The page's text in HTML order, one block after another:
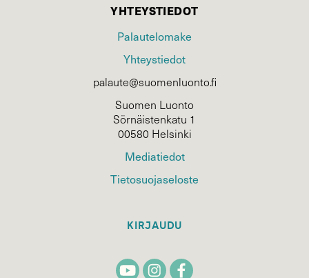
YHTEYSTIEDOT
Palautelomake
Yhteystiedot
palaute@suomenluonto.fi
Suomen Luonto
Sörnäistenkatu 1
00580 Helsinki
Mediatiedot
Tietosuojaseloste
KIRJAUDU